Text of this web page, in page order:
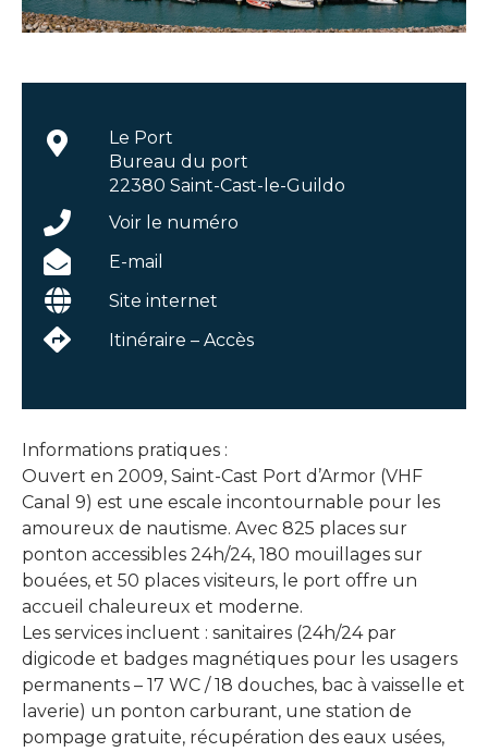
Informations pratiques :
Ouvert en 2009, Saint-Cast Port d’Armor (VHF
Canal 9) est une escale incontournable pour les
amoureux de nautisme. Avec 825 places sur
ponton accessibles 24h/24, 180 mouillages sur
bouées, et 50 places visiteurs, le port offre un
accueil chaleureux et moderne.
Les services incluent : sanitaires (24h/24 par
digicode et badges magnétiques pour les usagers
permanents – 17 WC / 18 douches, bac à vaisselle et
laverie) un ponton carburant, une station de
pompage gratuite, récupération des eaux usées,
Le Port
Bureau du port
22380 Saint-Cast-le-Guildo
Voir le numéro
E-mail
Site internet
Itinéraire – Accès